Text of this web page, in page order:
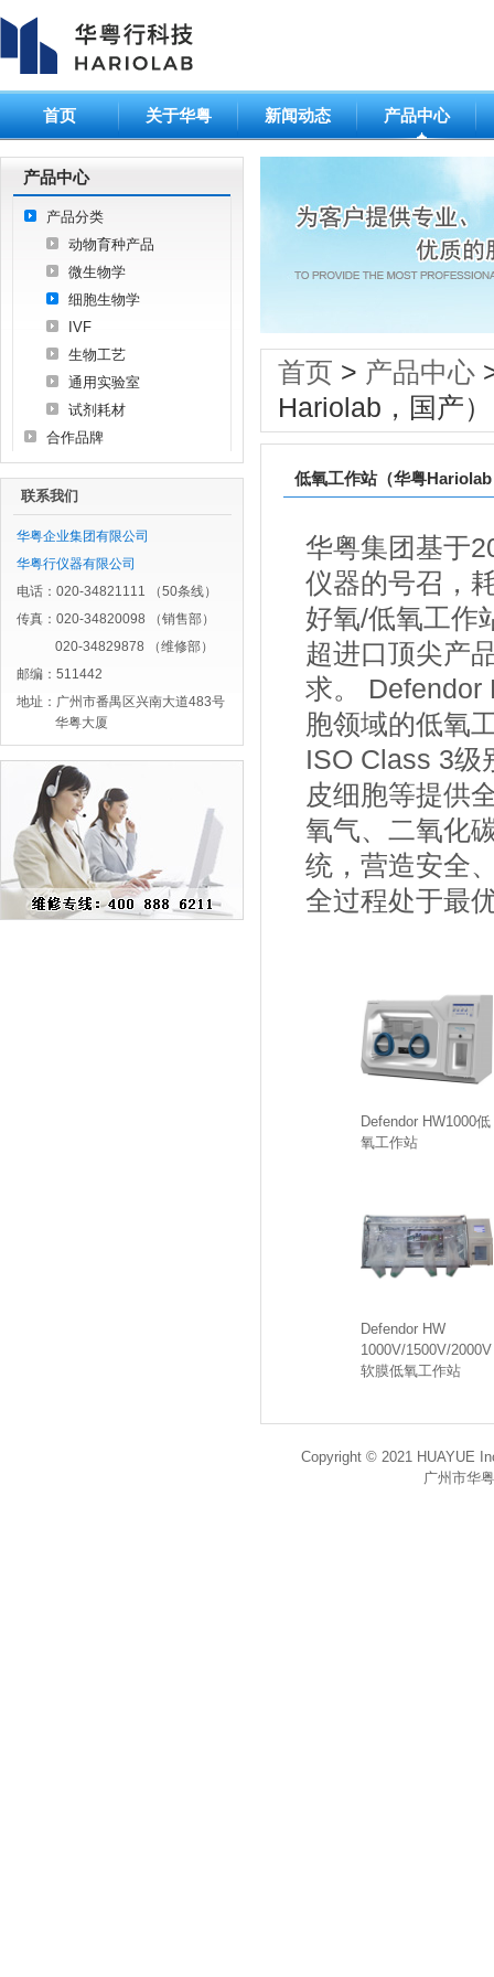
首页 关于华粤 新闻动态 产品中心
产品中心
产品分类
动物育种产品
微生物学
细胞生物学
IVF
生物工艺
通用实验室
试剂耗材
合作品牌
联系我们
华粤企业集团有限公司
华粤行仪器有限公司
电话：020-34821111 （50条线）
传真：020-34820098 （销售部）
020-34829878 （维修部）
邮编：511442
地址：广州市番禺区兴南大道483号
华粤大厦
首页 > 产品中心
Hariolab，国产）
低氧工作站（华粤
华粤集团基于
仪器的号召，
好氧/低氧工作
超进口顶尖产
求。 Defendor
胞领域的低氧
ISO Class 3级
皮细胞等提供
氧气、二氧化
统，营造安全
全过程处于最
Defendor HW1000低
氧工作站
Defendor HW
1000V/1500V/2000V
软膜低氧工作站
Copyright © 2021 HUAYUE
广州市华